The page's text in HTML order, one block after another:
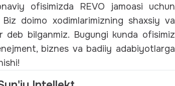
ofisimizda REVO jamoasi uchun
doimo xodimlarimizning shaxsiy va
bilganmiz. Bugungi kunda ofisimiz
biznes va badiiy adabiyotlarga